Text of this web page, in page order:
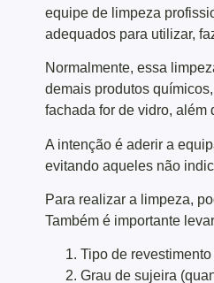
equipe de limpeza
adequados para utilizar,
Normalmente, essa
demais produtos
fachada for de vidro, além
A intenção é aderir a
evitando aqueles não
Para realizar a limpeza,
Também é importante
Tipo de
Grau de sujeira